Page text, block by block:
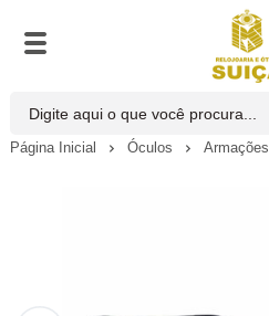
Página Inicial Óculos Armações